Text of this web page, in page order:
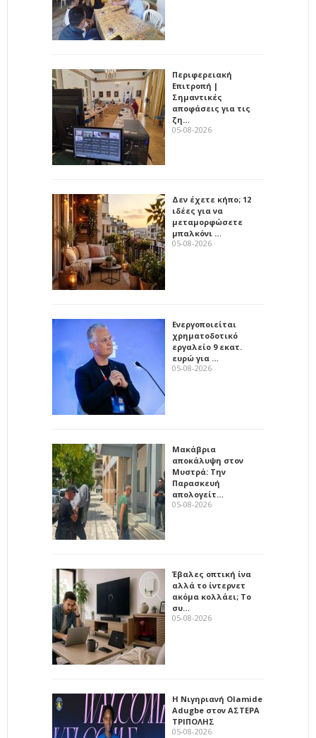
Περιφερειακή
Επιτροπή |
Σημαντικές
αποφάσεις για τις
ζη…
05-08-2026
Δεν έχετε κήπο; 12
ιδέες για να
μεταμορφώσετε
μπαλκόνι …
05-08-2026
Ενεργοποιείται
χρηματοδοτικό
εργαλείο 9 εκατ.
ευρώ για …
05-08-2026
Μακάβρια
αποκάλυψη στον
Μυστρά: Την
Παρασκευή
απολογείτ…
05-08-2026
Έβαλες οπτική ίνα
αλλά το ίντερνετ
ακόμα κολλάει; Το
συ…
05-08-2026
Η Νιγηριανή Olamide
Adugbe στον ΑΣΤΕΡΑ
ΤΡΙΠΟΛΗΣ
05-08-2026